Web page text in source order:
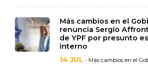
Más cambios en el
renuncia Sergio
de YPF por presunto
interno
14 JUL - Más cambios en el